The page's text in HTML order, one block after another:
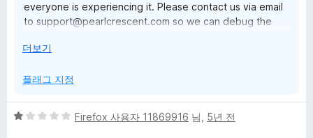
everyone is experiencing it. Please contact us via email
to support@pearlcrescent.com so we can debug the
(operating system, Firefox version, etc.) will help us.
눌
서
더보기
플래그 지정
5
Firefox 사용자 11869916 님, 5년 전